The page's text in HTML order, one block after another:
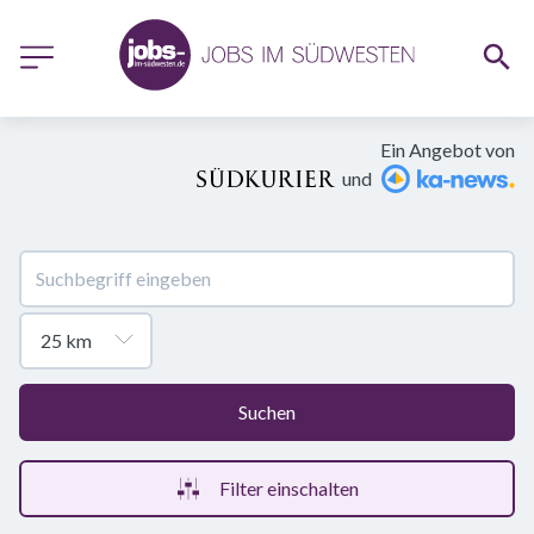
Ein Angebot von
und
Suchen
Filter einschalten